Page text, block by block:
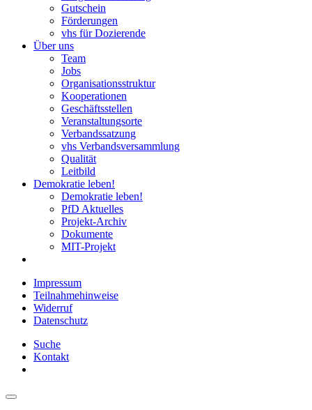
Gutschein
Förderungen
vhs für Dozierende
Über uns
Team
Jobs
Organisationsstruktur
Kooperationen
Geschäftsstellen
Veranstaltungsorte
Verbandssatzung
vhs Verbandsversammlung
Qualität
Leitbild
Demokratie leben!
Demokratie leben!
PfD Aktuelles
Projekt-Archiv
Dokumente
MIT-Projekt
Impressum
Teilnahmehinweise
Widerruf
Datenschutz
Suche
Kontakt